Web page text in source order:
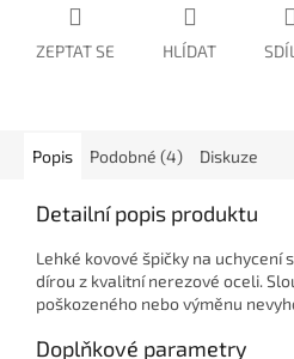
ZEPTAT SE HLÍDAT
Popis Podobné (4) Diskuze
Detailní popis produktu
Lehké kovové špičky na uchycení
dírou z kvalitní nerezové oceli.
poškozeného nebo výměnu
Doplňkové parametry